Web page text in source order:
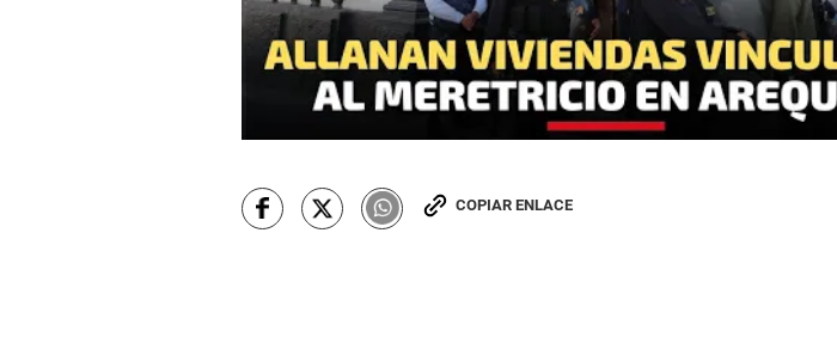
COPIAR ENLACE